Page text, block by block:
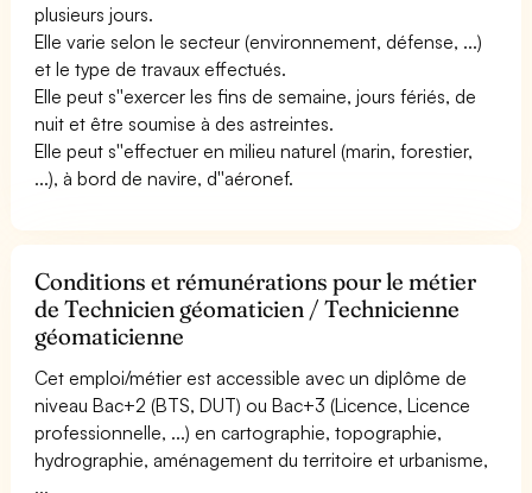
plusieurs jours.
Elle varie selon le secteur (environnement, défense, ...)
et le type de travaux effectués.
Elle peut s''exercer les fins de semaine, jours fériés, de
nuit et être soumise à des astreintes.
Elle peut s''effectuer en milieu naturel (marin, forestier,
...), à bord de navire, d''aéronef.
Conditions et rémunérations pour le métier
de Technicien géomaticien / Technicienne
géomaticienne
Cet emploi/métier est accessible avec un diplôme de
niveau Bac+2 (BTS, DUT) ou Bac+3 (Licence, Licence
professionnelle, ...) en cartographie, topographie,
hydrographie, aménagement du territoire et urbanisme,
...